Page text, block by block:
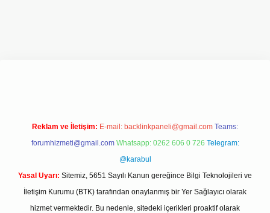
Reklam ve İletişim: E-mail: backlinkpaneli@gmail.com Teams:
forumhizmeti@gmail.com Whatsapp: 0262 606 0 726 Telegram:
@karabul
Yasal Uyarı: Sitemiz, 5651 Sayılı Kanun gereğince Bilgi Teknolojileri ve
İletişim Kurumu (BTK) tarafından onaylanmış bir Yer Sağlayıcı olarak
hizmet vermektedir. Bu nedenle, sitedeki içerikleri proaktif olarak